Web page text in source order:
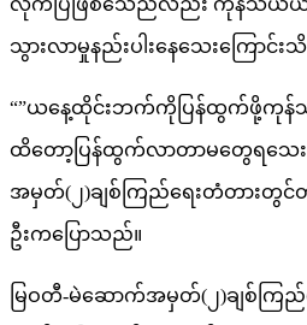
သွားလာမှုနည်းပါး​နေ​သေး​ကြောင်
“”ယ​နေ့ထိုင်းဘက်ကိုပြန်ထွက်ဖို့ကုန်
ထိ​တော့ပြန်ထွက်လာတာမ​တွေရ​သေး
အမှတ်(၂)ချစ်ကြည်​ရေးတံတားတွင်
ဦးက​ပြောသည်။
မြဝတီ-မဲဆောက်အမှတ်(၂)ချစ်ကြ